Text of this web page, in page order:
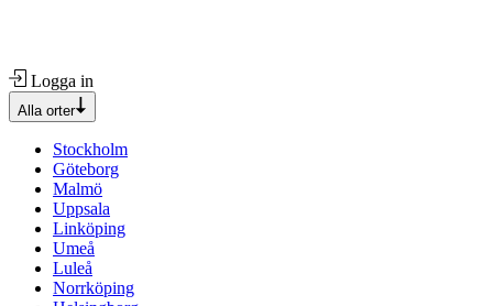
Logga in
Alla orter
Stockholm
Göteborg
Malmö
Uppsala
Linköping
Umeå
Luleå
Norrköping